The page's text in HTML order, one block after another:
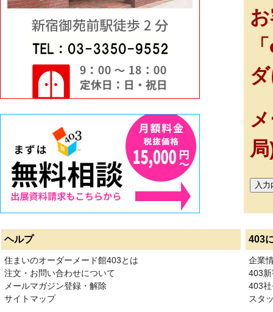
ヘルプ 403
住まいのオーダーメード館403とは
注文・お問い合わせについて
メールマガジン登録・解除
サイトマップ
企業
403
403
スタ